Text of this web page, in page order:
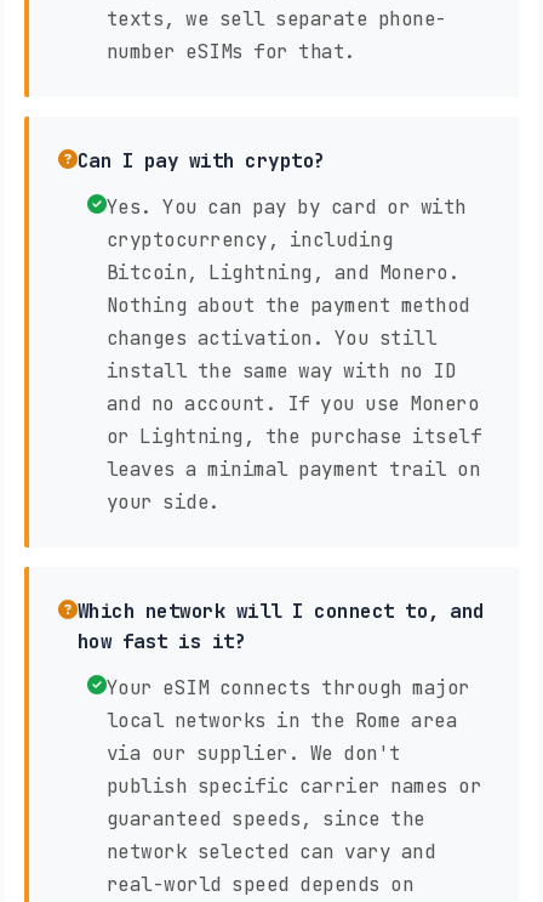
texts, we sell separate phone-
number eSIMs for that.
Can I pay with crypto?
Yes. You can pay by card or with
cryptocurrency, including
Bitcoin, Lightning, and Monero.
Nothing about the payment method
changes activation. You still
install the same way with no ID
and no account. If you use Monero
or Lightning, the purchase itself
leaves a minimal payment trail on
your side.
Which network will I connect to, and
how fast is it?
Your eSIM connects through major
local networks in the Rome area
via our supplier. We don't
publish specific carrier names or
guaranteed speeds, since the
network selected can vary and
real-world speed depends on